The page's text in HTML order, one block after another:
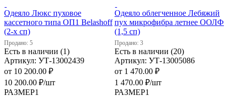
Одеяло Люкс пуховое
кассетного типа ОП1 Belashoff
(2-х сп)
Продано: 5
Есть в наличии (1)
Артикул: УТ-13002439
от 10 200.00 ₽
10 200.00 ₽/шт
РАЗМЕР1
Одеяло облегченное Лебяжий
пух микрофибра летнее ООЛФ
(1,5 сп)
Продано: 3
Есть в наличии (20)
Артикул: УТ-13005086
от 1 470.00 ₽
1 470.00 ₽/шт
РАЗМЕР1